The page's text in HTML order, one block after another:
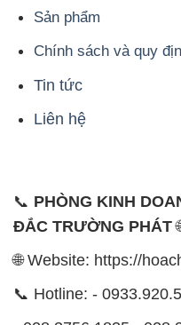
Liên hệ
📞
PHÒNG KINH
ĐẮC TRƯỜNG PHÁT
- 028.3756.1835 -
0902.765.866